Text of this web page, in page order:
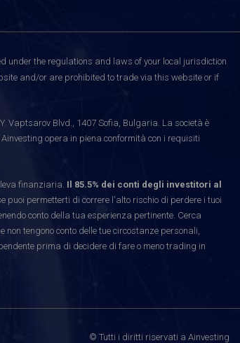
under the regulations and laws of your local jurisdiction
and/or are prohibited to trade via this website or if
Vaptsarov Blvd., 1407 Sofia, Bulgaria. La società è
opera in piena conformità con i requisiti
finanziaria. Il 85.5% dei conti degli investitori al
puoi permetterti di correre l'alto rischio di perdere i tuoi
conto della tua esperienza pertinente. Cerca
tengono conto delle tue circostanze personali,
prima di decidere di fare o meno trading in
© Tutti i diritti riservati a Ainvesting